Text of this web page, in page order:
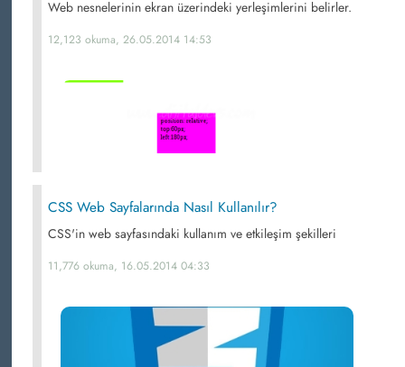
Web nesnelerinin ekran üzerindeki yerleşimlerini belirler.
12,123 okuma, 26.05.2014 14:53
CSS Web Sayfalarında Nasıl Kullanılır?
CSS'in web sayfasındaki kullanım ve etkileşim şekilleri
11,776 okuma, 16.05.2014 04:33